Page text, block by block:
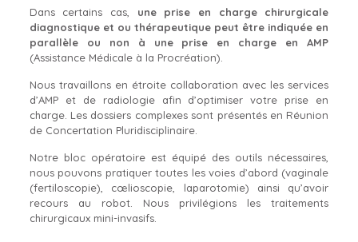
Dans certains cas, une prise en charge chirurgicale
diagnostique et ou thérapeutique peut être indiquée en
parallèle ou non à une prise en charge en AMP
(Assistance Médicale à la Procréation).
Nous travaillons en étroite collaboration avec les services
d’AMP et de radiologie afin d’optimiser votre prise en
charge. Les dossiers complexes sont présentés en Réunion
de Concertation Pluridisciplinaire.
Notre bloc opératoire est équipé des outils nécessaires,
nous pouvons pratiquer toutes les voies d’abord (vaginale
(fertiloscopie), cœlioscopie, laparotomie) ainsi qu’avoir
recours au robot. Nous privilégions les traitements
chirurgicaux mini-invasifs.